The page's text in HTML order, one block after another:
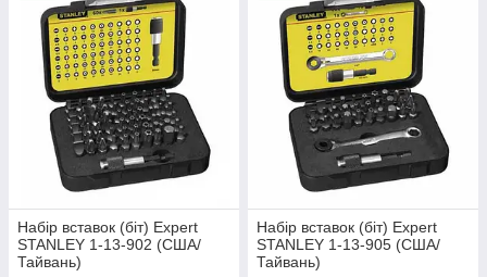
Набір вставок (біт) Expert
STANLEY 1-13-902 (США/
Тайвань)
Набір вставок (біт) Expert
STANLEY 1-13-905 (США/
Тайвань)